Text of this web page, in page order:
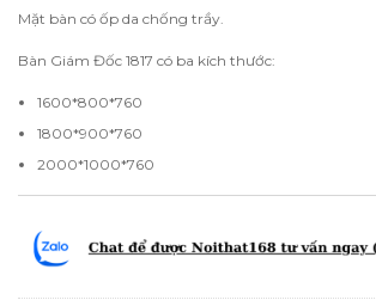
Mặt bàn có ốp da chống trầy.
Bàn Giám Đốc 1817 có ba kích thước:
1600*800*760
1800*900*760
2000*1000*760